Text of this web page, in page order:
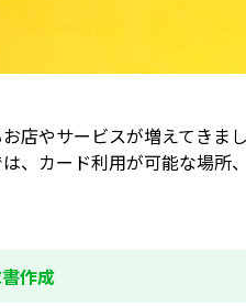
店やサービスが増えてき
、カード利用が可能な場
作成